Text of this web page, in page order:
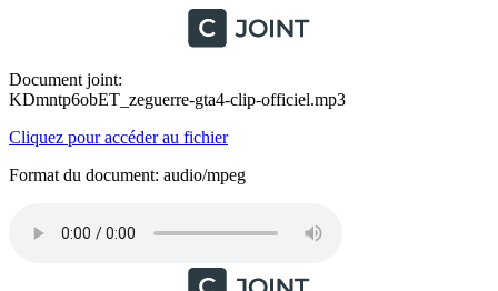
Document joint:
KDmntp6obET_zeguerre-gta4-clip-officiel.mp3
Cliquez pour accéder au fichier
Format du document: audio/mpeg